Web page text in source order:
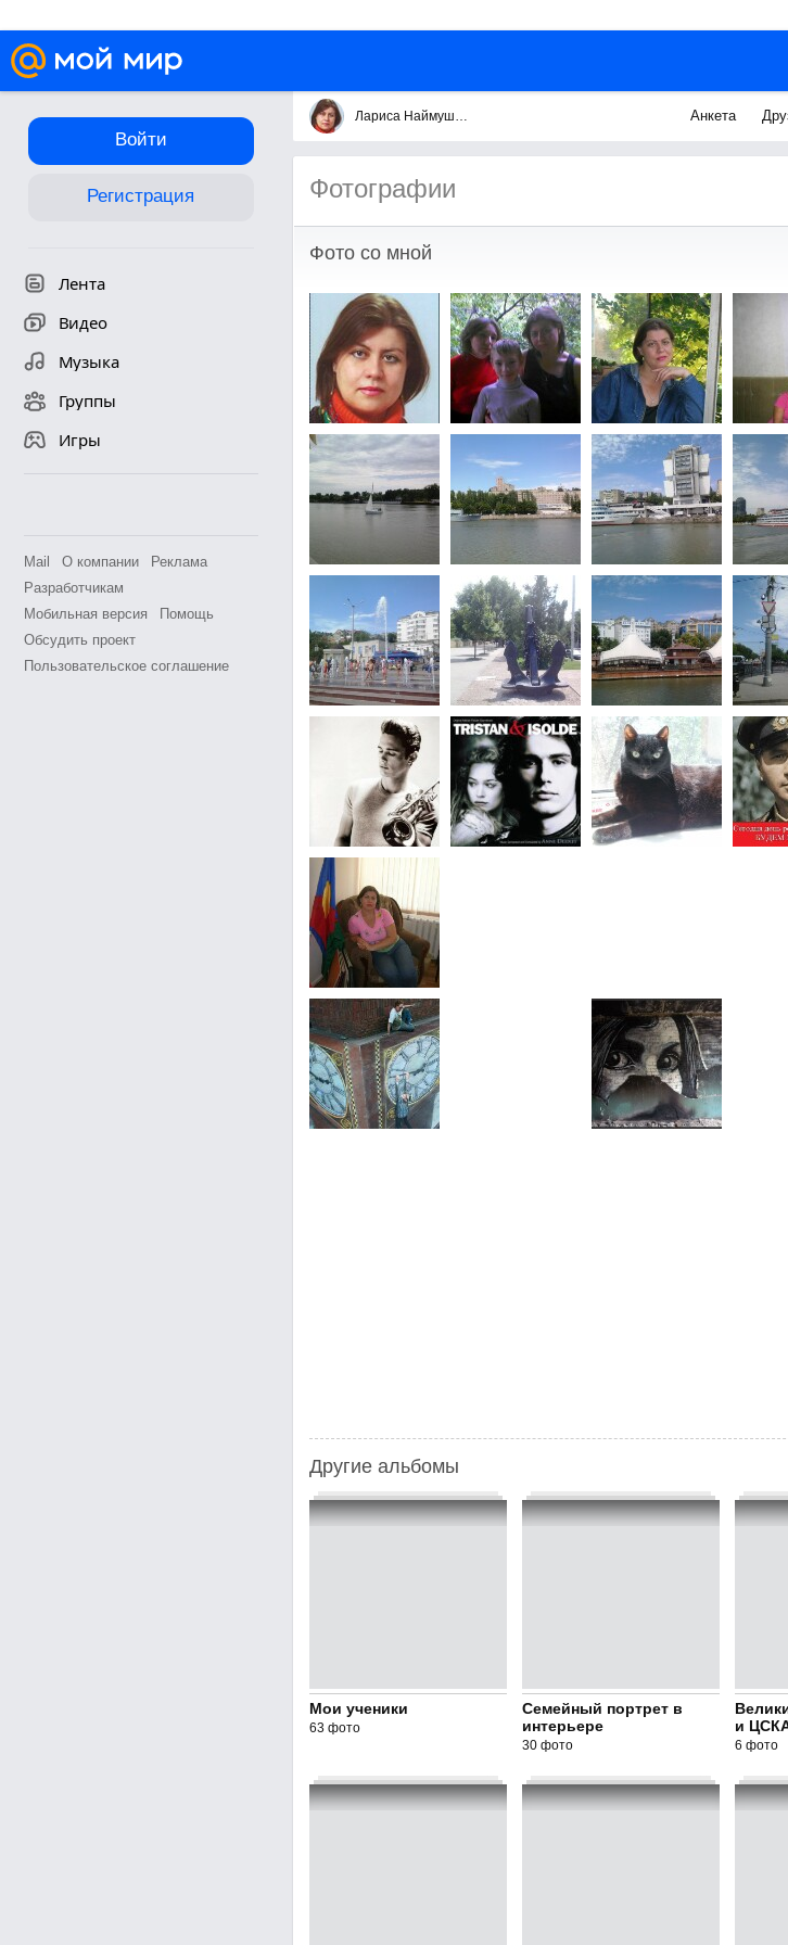
Войти
Регистрация
Лента
Видео
Музыка
Группы
Игры
Mail О компании
Реклама
Разработчикам
Мобильная версия
Помощь
Обсудить проект
Пользовательское соглашение
Лариса Наймушина Анкета
Фотографии
Фото со мной
Другие альбомы
Мои ученики
63 фото
Семейный портрет в
интерьере
30 фото
и
6 фото